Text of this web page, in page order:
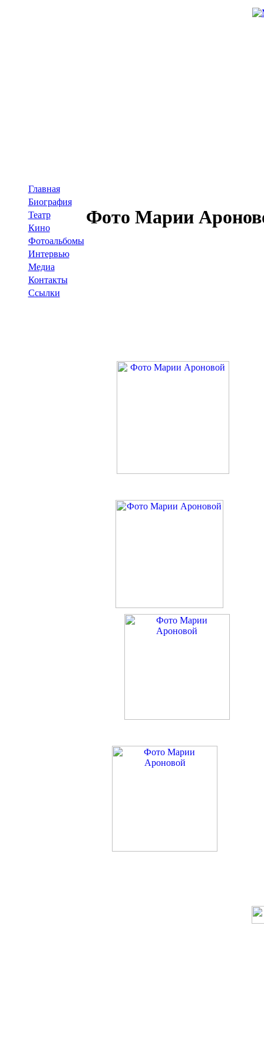
Главная
Биография
Театр
Кино
Фотоальбомы
Интервью
Медиа
Контакты
Ссылки
Фото Марии